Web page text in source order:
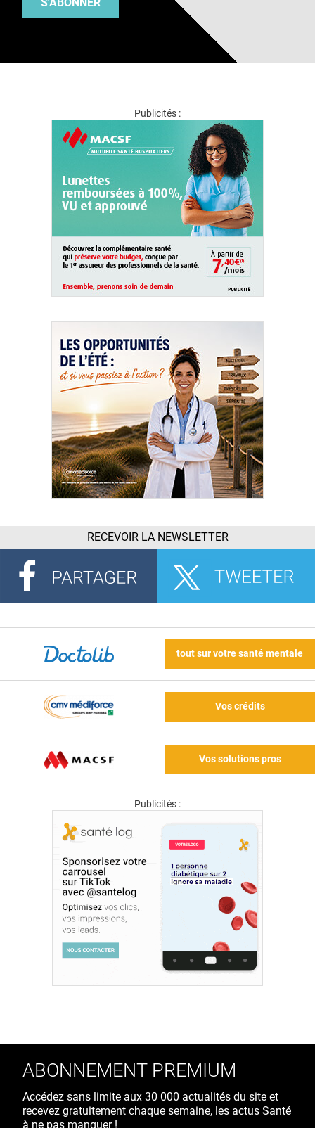
Publicités :
RECEVOIR LA NEWSLETTER
tout sur votre santé mentale
Vos crédits
Vos solutions pros
Publicités :
ABONNEMENT PREMIUM
Accédez sans limite aux 30 000 actualités du site et
recevez gratuitement chaque semaine, les actus Santé
à ne pas manquer !